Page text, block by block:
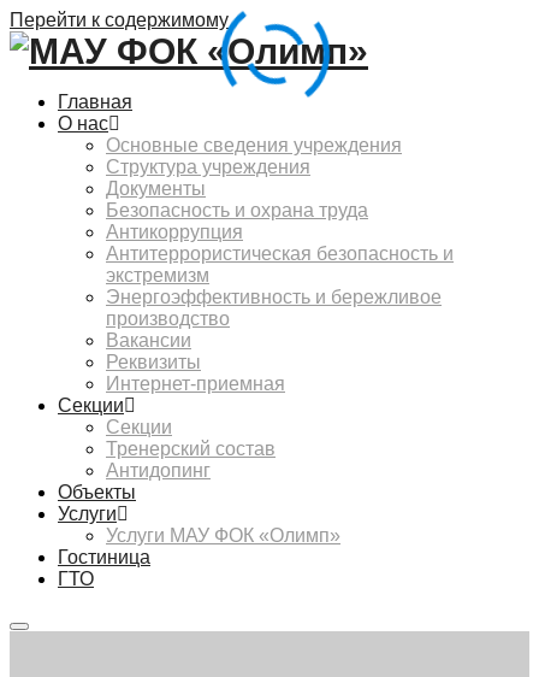
Перейти к содержимому
Главная
О нас
Основные сведения учреждения
Структура учреждения
Документы
Безопасность и охрана труда
Антикоррупция
Антитеррористическая безопасность и
экстремизм
Энергоэффективность и бережливое
производство
Вакансии
Реквизиты
Интернет-приемная
Секции
Секции
Тренерский состав
Антидопинг
Объекты
Услуги
Услуги МАУ ФОК «Олимп»
Гостиница
ГТО
Главное